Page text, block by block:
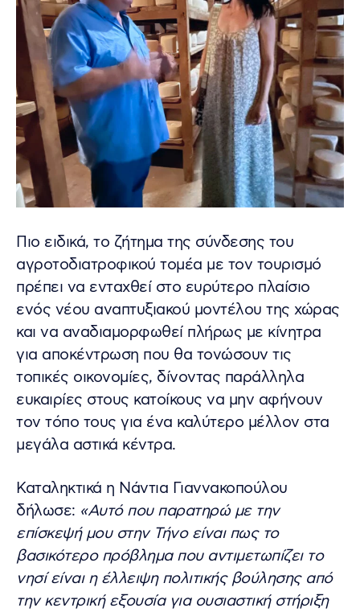
Πιο ειδικά, το ζήτημα της σύνδεσης του
αγροτοδιατροφικού τομέα με τον τουρισμό
πρέπει να ενταχθεί στο ευρύτερο πλαίσιο
ενός νέου αναπτυξιακού μοντέλου της χώρας
και να αναδιαμορφωθεί πλήρως με κίνητρα
για αποκέντρωση που θα τονώσουν τις
τοπικές οικονομίες, δίνοντας παράλληλα
ευκαιρίες στους κατοίκους να μην αφήνουν
τον τόπο τους για ένα καλύτερο μέλλον στα
μεγάλα αστικά κέντρα.
Καταληκτικά η Νάντια Γιαννακοπούλου
δήλωσε: «Αυτό που παρατηρώ με την
επίσκεψή μου στην Τήνο είναι πως το
βασικότερο πρόβλημα που αντιμετωπίζει το
νησί είναι η έλλειψη πολιτικής βούλησης από
την κεντρική εξουσία για ουσιαστική στήριξη